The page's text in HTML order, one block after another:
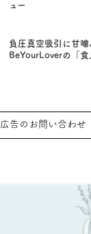
ュー
負圧真空吸引に甘噛
BeYourLoverの「
広告のお問い合わせ